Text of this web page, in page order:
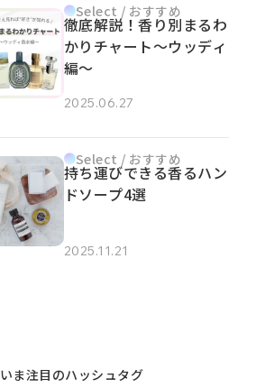
Select / おすすめ
徹底解説！香り別まるわ
かりチャート～ウッディ
編～
2025.06.27
Select / おすすめ
持ち運びできる香るハン
ドソープ4選
2025.11.21
いま注目のハッシュタグ